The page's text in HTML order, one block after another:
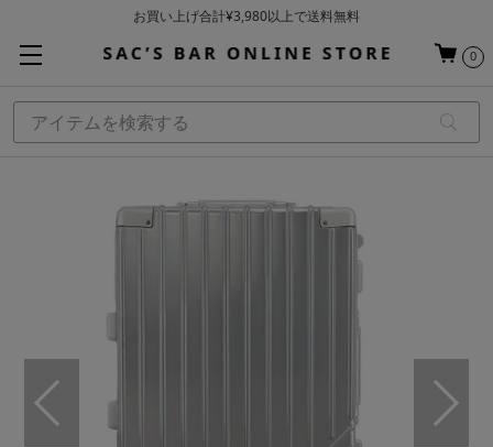
お買い上げ合計¥3,980以上で送料無料
当日～翌営業日を目安に順次発送（一部お取り寄せ商品を除く）
0